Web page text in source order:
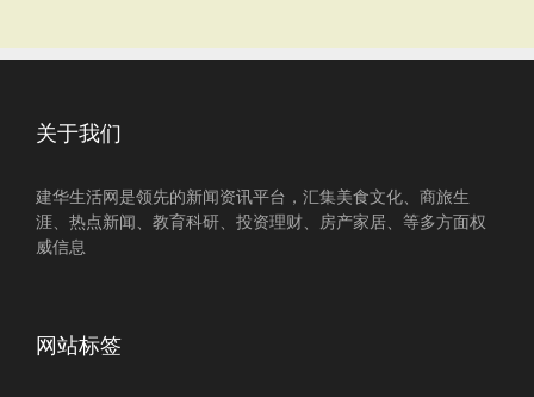
关于我们
建华生活网是领先的新闻资讯平台，汇集美食文化、商旅生
涯、热点新闻、教育科研、投资理财、房产家居、等多方面权
威信息
网站标签